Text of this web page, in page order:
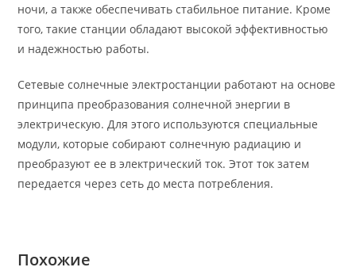
ночи, а также обеспечивать стабильное питание. Кроме
того, такие станции обладают высокой эффективностью
и надежностью работы.
Сетевые солнечные электростанции работают на основе
принципа преобразования солнечной энергии в
электрическую. Для этого используются специальные
модули, которые собирают солнечную радиацию и
преобразуют ее в электрический ток. Этот ток затем
передается через сеть до места потребления.
Похожие